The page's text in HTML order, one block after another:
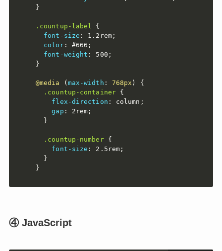
}
.countup-label
{
font-size : 1.2rem;
color: #666 ;
font-weight : 500 ;
}
@media ( max-width : 768px )
{
.countup-container
{
flex-direction : column ;
gap : 2rem ;
}
.countup-number
{
font-size : 2.5rem ;
}
}
④ JavaScript